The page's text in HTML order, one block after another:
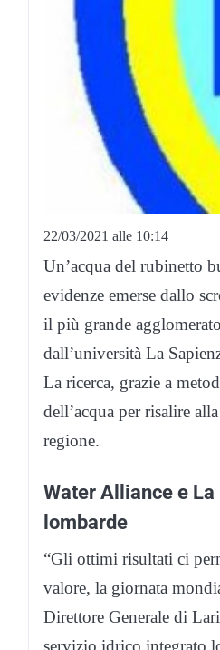
22/03/2021 alle 10:14
Un’acqua del rubinetto
evidenze emerse dallo
il più grande
dall’università La
La ricerca, grazie a
dell’acqua per risalire
regione.
Water Alliance e La
lombarde
“Gli ottimi risultati ci
valore, la giornata
Direttore Generale di
servizio idrico integrato